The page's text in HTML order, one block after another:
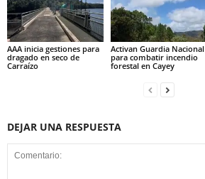
AAA inicia gestiones para
dragado en seco de
Carraízo
Activan Guardia Nacional
para combatir incendio
forestal en Cayey
DEJAR UNA RESPUESTA